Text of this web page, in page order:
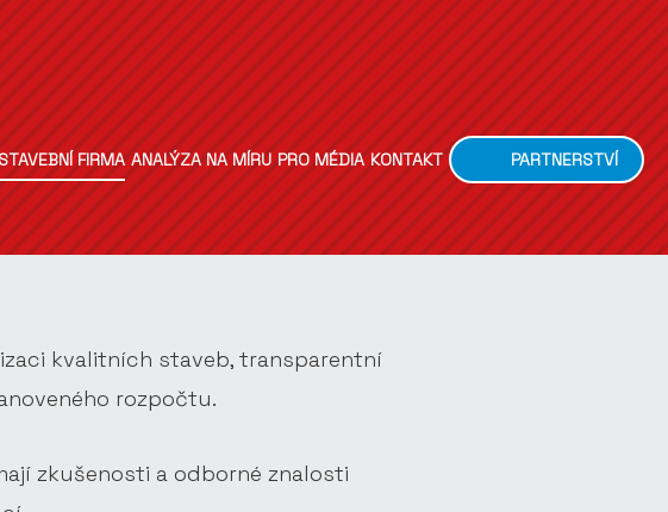
FIRMA ANALÝZA NA MÍRU PRO MÉDIA KONTAKT PARTNERSTVÍ
kvalitních staveb, transparentní
rozpočtu.
zkušenosti a odborné znalosti